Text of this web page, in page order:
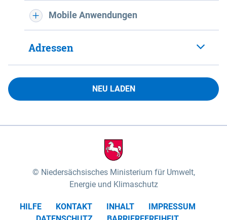
Mobile Anwendungen
Adressen
NEU LADEN
Niedersächsisches Ministerium für Umwelt,
Energie und Klimaschutz
HILFE KONTAKT INHALT
IMPRESSUM